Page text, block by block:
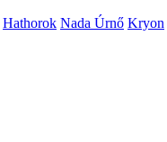
Hathorok Nada Úrnő Kryon